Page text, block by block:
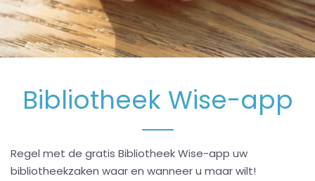
Bibliotheek Wise-app
Regel met de gratis Bibliotheek Wise-app uw
bibliotheekzaken waar en wanneer u maar wilt!